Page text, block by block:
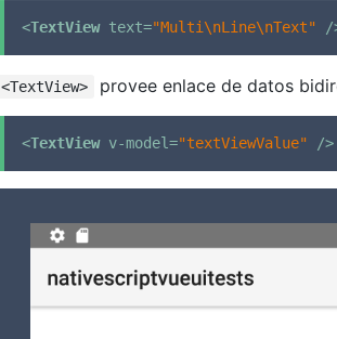
<TextView text="Multi\nLine\nText" /
<TextView> provee enlace de datos
<TextView v-model="textViewValue" />